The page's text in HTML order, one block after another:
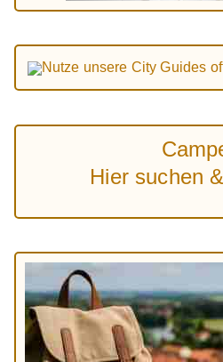
Nutze unsere City Guides
Hier suchen